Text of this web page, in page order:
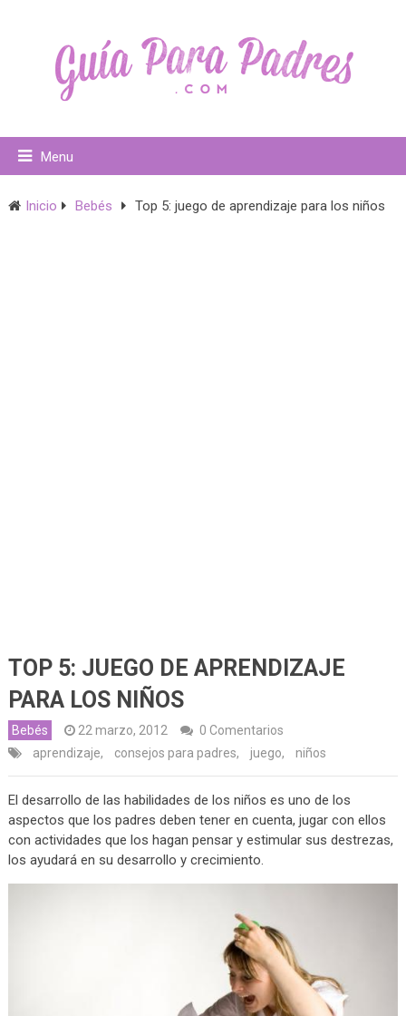
Menu
Inicio Bebés Top 5: juego de aprendizaje para los niños
TOP 5: JUEGO DE APRENDIZAJE
PARA LOS NIÑOS
Bebés 22 marzo, 2012
0 Comentarios
aprendizaje, consejos para padres, juego, niños
El desarrollo de las habilidades de los niños es uno de los
aspectos que los padres deben tener en cuenta, jugar con ellos
con actividades que los hagan pensar y estimular sus destrezas,
los ayudará en su desarrollo y crecimiento.